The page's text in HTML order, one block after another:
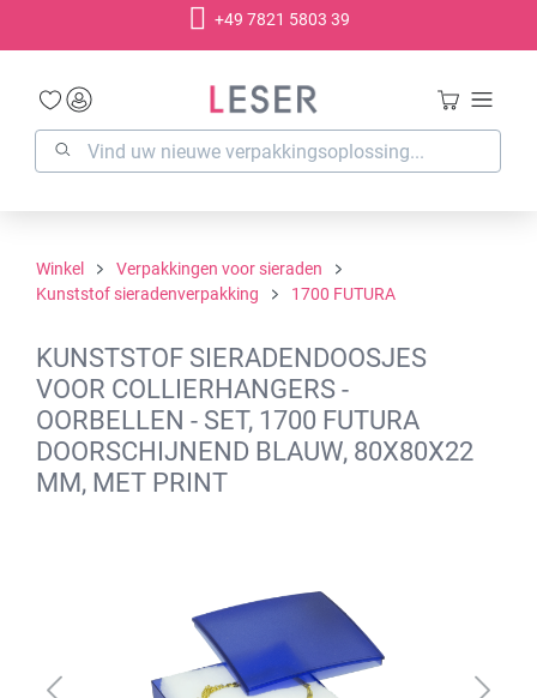
+49 7821 5803 39
Winkel
Verpakkingen voor sieraden
Kunststof sieradenverpakking
1700 FUTURA
KUNSTSTOF SIERADENDOOSJES
VOOR COLLIERHANGERS -
OORBELLEN - SET, 1700 FUTURA
DOORSCHIJNEND BLAUW, 80X80X22
MM, MET PRINT